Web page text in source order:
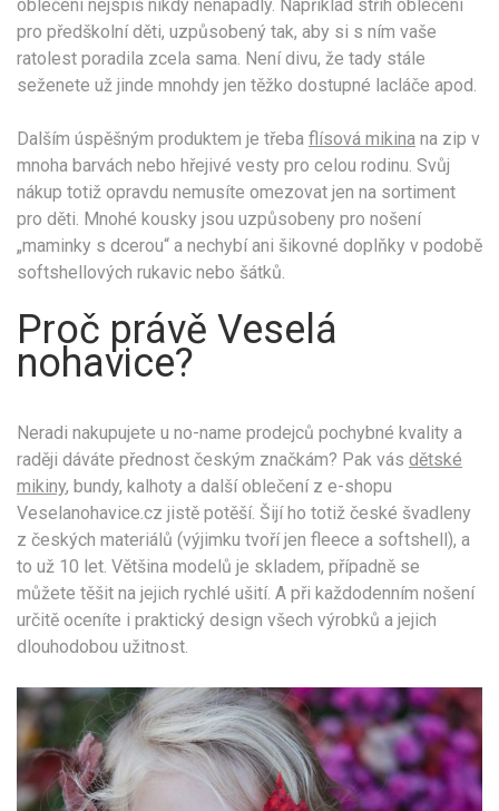
oblečení nejspíš nikdy nenapadly. Například střih oblečení
pro předškolní děti, uzpůsobený tak, aby si s ním vaše
ratolest poradila zcela sama. Není divu, že tady stále
seženete už jinde mnohdy jen těžko dostupné lacláče apod.
Dalším úspěšným produktem je třeba flísová mikina na zip v
mnoha barvách nebo hřejivé vesty pro celou rodinu. Svůj
nákup totiž opravdu nemusíte omezovat jen na sortiment
pro děti. Mnohé kousky jsou uzpůsobeny pro nošení
„maminky s dcerou“ a nechybí ani šikovné doplňky v podobě
softshellových rukavic nebo šátků.
Proč právě Veselá
nohavice?
Neradi nakupujete u no-name prodejců pochybné kvality a
raději dáváte přednost českým značkám? Pak vás dětské
mikiny, bundy, kalhoty a další oblečení z e-shopu
Veselanohavice.cz jistě potěší. Šijí ho totiž české švadleny
z českých materiálů (výjimku tvoří jen fleece a softshell), a
to už 10 let. Většina modelů je skladem, případně se
můžete těšit na jejich rychlé ušití. A při každodenním nošení
určitě oceníte i praktický design všech výrobků a jejich
dlouhodobou užitnost.